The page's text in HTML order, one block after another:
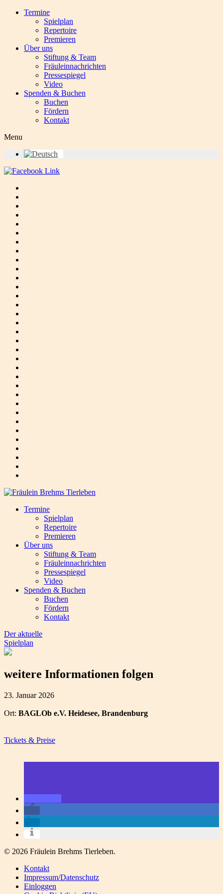
Termine
Spielplan
Repertoire
Premieren
Über uns
Stiftung & Team
Fräuleinnachrichten
Pressespiegel
Video
Spenden & Buchen
Buchen
Fördern
Kontakt
Menu
Termine
Spielplan
Repertoire
Premieren
Über uns
Stiftung & Team
Fräuleinnachrichten
Pressespiegel
Video
Spenden & Buchen
Buchen
Fördern
Kontakt
Der aktuelle
Spielplan
weitere Informationen folgen
23. Januar 2026
Ort: BAGLOb e.V. Heidesee, Brandenburg
Tickets & Preise
© 2026 Fräulein Brehms Tierleben.
Kontakt
Impressum/Datenschutz
Einloggen